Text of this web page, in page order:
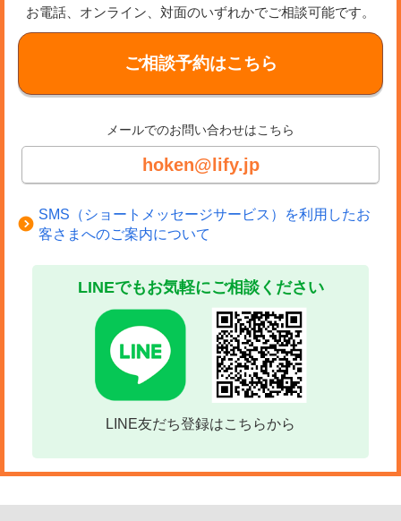
お電話、オンライン、対面のいずれかでご相談可能です。
ご相談予約はこちら
メールでのお問い合わせはこちら
hoken@lify.jp
SMS（ショートメッセージサービス）を利用したお
客さまへのご案内について
LINEでもお気軽にご相談ください
LINE友だち登録はこちらから